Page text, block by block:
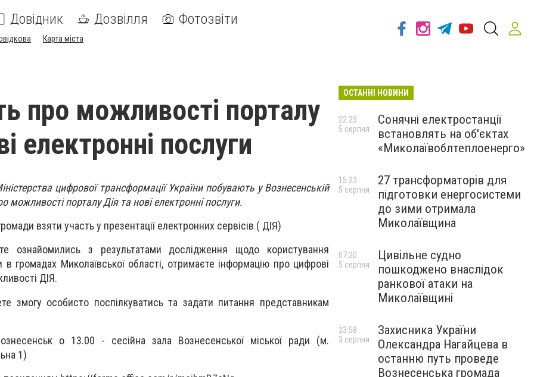
Довідник Дозвілля Фотозвіти
Карта міста
про можливості порталу
електронні послуги
цифрової трансформації України побувають у Вознесенській
можливості порталу Дія та нові електронні послуги.
взяти участь у презентації електронних сервісів ( ДІЯ)
ознайомились з результатами дослідження щодо користування
громадах Миколаївської області, отримаєте інформацію про цифрові
ДІЯ.
змогу особисто поспілкуватись та задати питання представникам
о 13.00 - сесійна зала Вознесенської міської ради (м.
1)
ОСТАННІ НОВИНИ
Сонячні електростанції
встановлять на об'єктах
«Миколаївоблтеплоенерго»
22:25
5 серпня
27 трансформаторів для
підготовки енергосистеми
до зими отримала
Миколаївщина
15:23
5 серпня
Цивільне судно
пошкоджено внаслідок
ранкової атаки на
Миколаївщині
07:20
5 серпня
Захисника України
Олександра Нагайцева в
останню путь проведе
Вознесенська громада
23:58
3 серпня